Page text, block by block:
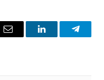
Email LinkedIn